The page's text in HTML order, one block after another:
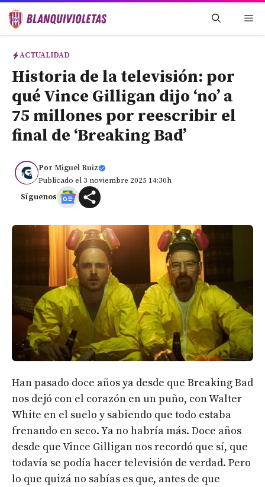
Saltar
ACTUALIDAD
Historia de la televisión: por
qué Vince Gilligan dijo ‘no’ a
75 millones por reescribir el
final de ‘Breaking Bad’
Por Miguel Ruiz
Publicado el 3 noviembre 2025 14:30h
Síguenos
Han pasado doce años ya desde que Breaking Bad
nos dejó con el corazón en un puño, con Walter
White en el suelo y sabiendo que todo estaba
frenando en seco. Ya no habría más. Doce años
desde que Vince Gilligan nos recordó que sí, que
todavía se podía hacer televisión de verdad. Pero
lo que quizá no sabías es que, antes de que